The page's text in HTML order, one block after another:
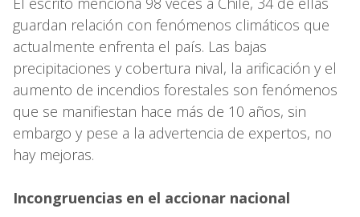
guardan relación con fenómenos climáticos que
actualmente enfrenta el país. Las bajas
precipitaciones y cobertura nival, la arificación y el
aumento de incendios forestales son fenómenos
que se manifiestan hace más de 10 años, sin
embargo y pese a la advertencia de expertos, no
hay mejoras.
Incongruencias en el accionar nacional